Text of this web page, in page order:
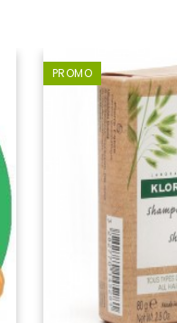
PROMO